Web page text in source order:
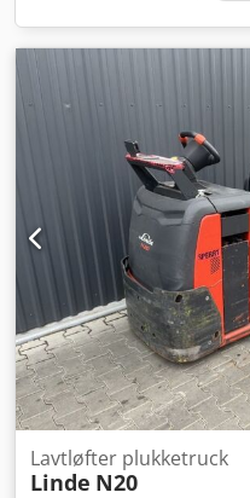
Lavtløfter plukketruck
Linde N20